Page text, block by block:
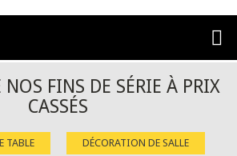
NOS FINS DE SÉRIE À PRIX
CASSÉS
TABLE DÉCORATION DE SALLE